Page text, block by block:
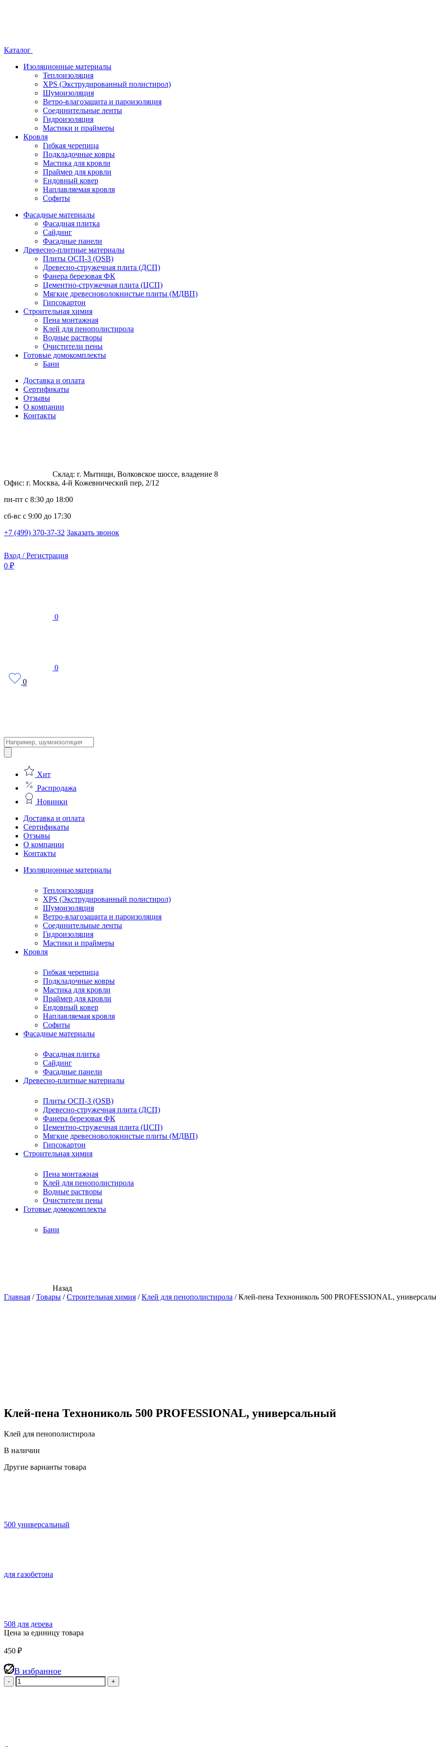
Каталог
Изоляционные материалы
Теплоизоляция
XPS (Экструдированный полистирол)
Шумоизоляция
Ветро-влагозащита и пароизоляция
Соединительные ленты
Гидроизоляция
Мастики и праймеры
Кровля
Гибкая черепица
Подкладочные ковры
Мастика для кровли
Праймер для кровли
Ендовный ковер
Наплавляемая кровля
Софиты
Фасадные материалы
Фасадная плитка
Сайдинг
Фасадные панели
Древесно-плитные материалы
Плиты ОСП-3 (OSB)
Древесно-стружечная плита (ДСП)
Фанера березовая ФК
Цементно-стружечная плита (ЦСП)
Мягкие древесноволокнистые плиты (МДВП)
Гипсокартон
Строительная химия
Пена монтажная
Клей для пенополистирола
Водные растворы
Очистители пены
Готовые домокомплекты
Бани
Доставка и оплата
Сертификаты
Отзывы
О компании
Контакты
Склад: г. Мытищи, Волковское шоссе, владение 8
Офис: г. Москва, 4-й Кожевнический пер, 2/12
пн-пт с 8:30 до 18:00
сб-вс с 9:00 до 17:30
+7 (499) 370-37-32 Заказать звонок
Вход / Регистрация
0 ₽
0
0
0
Поиск
товаров
Хит
Распродажа
Новинки
Доставка и оплата
Сертификаты
Отзывы
О компании
Контакты
Изоляционные материалы
Теплоизоляция
XPS (Экструдированный полистирол)
Шумоизоляция
Ветро-влагозащита и пароизоляция
Соединительные ленты
Гидроизоляция
Мастики и праймеры
Кровля
Гибкая черепица
Подкладочные ковры
Мастика для кровли
Праймер для кровли
Ендовный ковер
Наплавляемая кровля
Софиты
Фасадные материалы
Фасадная плитка
Сайдинг
Фасадные панели
Древесно-плитные материалы
Плиты ОСП-3 (OSB)
Древесно-стружечная плита (ДСП)
Фанера березовая ФК
Цементно-стружечная плита (ЦСП)
Мягкие древесноволокнистые плиты (МДВП)
Гипсокартон
Строительная химия
Пена монтажная
Клей для пенополистирола
Водные растворы
Очистители пены
Готовые домокомплекты
Бани
Назад
Главная /Товары /Строительная химия /Клей для пенополистирола /Клей-пена Технониколь 500 PROFESSIONAL,
Клей-пена Технониколь 500 PROFESSIONAL, универсальный
Клей для пенополистирола
В наличии
Другие варианты товара
500 универсальный
для газобетона
508 для дерева
Цена за единицу товара
450 ₽
В избранное
Количество
товара